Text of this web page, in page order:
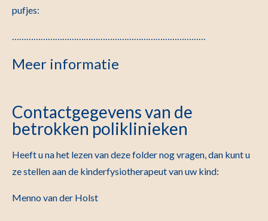
pufjes:
………………………………………………………………………
Meer informatie
Contactgegevens van de
betrokken poliklinieken
Heeft u na het lezen van deze folder nog vragen, dan kunt u
ze stellen aan de kinderfysiotherapeut van uw kind:
Menno van der Holst